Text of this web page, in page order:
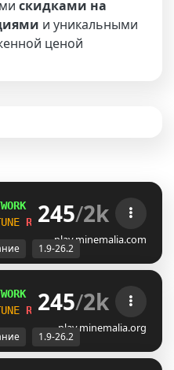
скидками на
и уникальными
ценой
1.9-26.2 |
SUMMER
RELEASE! SURVIVAL
245/2k
play.minemalia.com
1.9-26.2
1.9-26.2 |
SUMMER
RELEASE! SURVIVAL
245/2k
play.minemalia.org
1.9-26.2